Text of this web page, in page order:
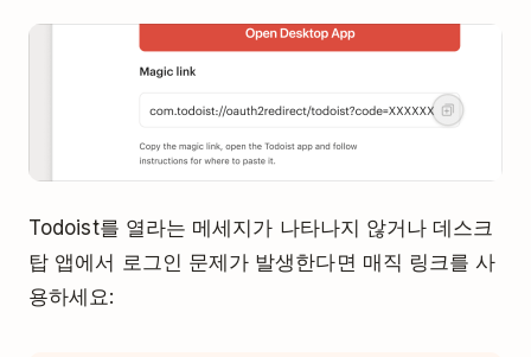
Todoist를 열라는 메세지가 나타나지 않거나 데스크
탑 앱에서 로그인 문제가 발생한다면 매직 링크를 사
용하세요: